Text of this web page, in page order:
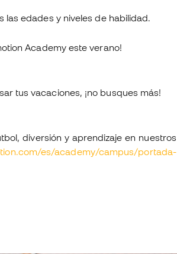
edades y niveles de habilidad.
Academy este verano!
tus vacaciones, ¡no busques más!
diversión y aprendizaje en nuestros
es/academy/campus/portada-